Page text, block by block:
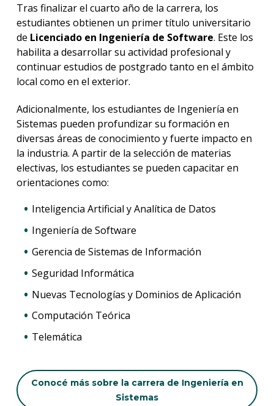
Tras finalizar el cuarto año de la carrera, los
estudiantes obtienen un primer título universitario
de Licenciado en Ingeniería de Software. Este los
habilita a desarrollar su actividad profesional y
continuar estudios de postgrado tanto en el ámbito
local como en el exterior.
Adicionalmente, los estudiantes de Ingeniería en
Sistemas pueden profundizar su formación en
diversas áreas de conocimiento y fuerte impacto en
la industria. A partir de la selección de materias
electivas, los estudiantes se pueden capacitar en
orientaciones como:
Inteligencia Artificial y Analítica de Datos
Ingeniería de Software
Gerencia de Sistemas de Información
Seguridad Informática
Nuevas Tecnologías y Dominios de Aplicación
Computación Teórica
Telemática
Conocé más sobre la carrera de Ingeniería en
Sistemas